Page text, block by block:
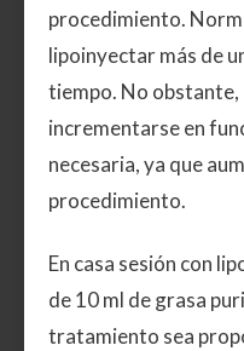
procedimiento.
lipoinyectar más de
tiempo. No obstante,
incrementarse en
necesaria, ya que
procedimiento.
En casa sesión con
de 10 ml de grasa
tratamiento sea